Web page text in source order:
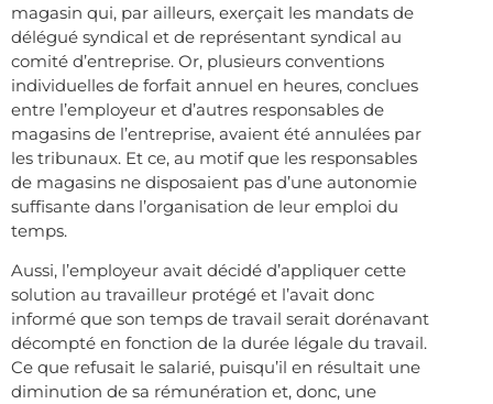
magasin qui, par ailleurs, exerçait les mandats de
délégué syndical et de représentant syndical au
comité d’entreprise. Or, plusieurs conventions
individuelles de forfait annuel en heures, conclues
entre l’employeur et d’autres responsables de
magasins de l’entreprise, avaient été annulées par
les tribunaux. Et ce, au motif que les responsables
de magasins ne disposaient pas d’une autonomie
suffisante dans l’organisation de leur emploi du
temps.
Aussi, l’employeur avait décidé d’appliquer cette
solution au travailleur protégé et l’avait donc
informé que son temps de travail serait dorénavant
décompté en fonction de la durée légale du travail.
Ce que refusait le salarié, puisqu’il en résultait une
diminution de sa rémunération et, donc, une